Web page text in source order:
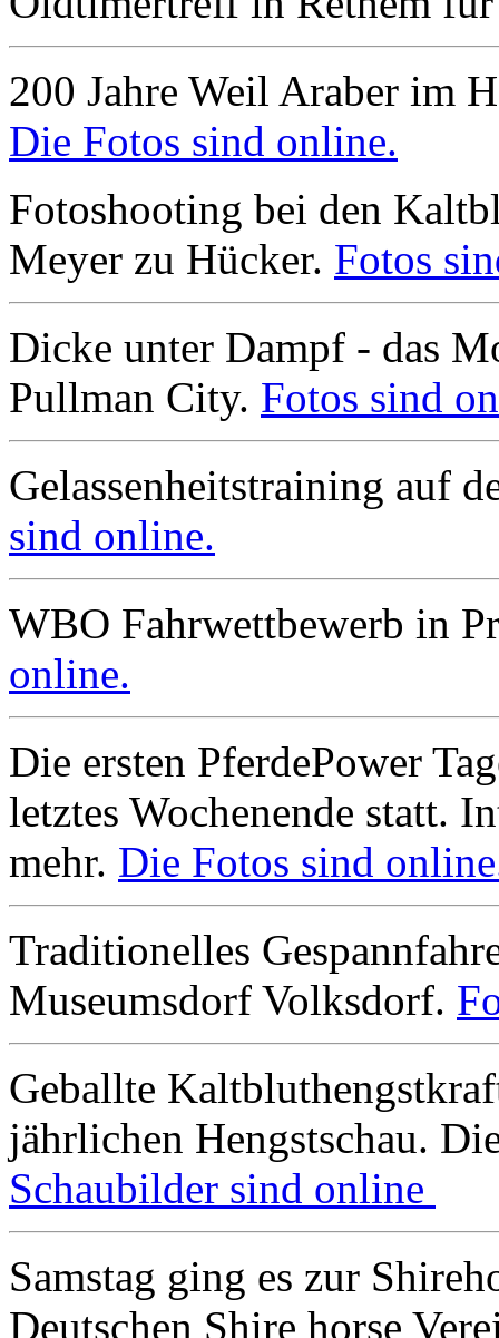
200 Jahre Weil Araber im
Die Fotos sind online.
Fotoshooting bei den
Meyer zu Hücker. Fotos
Dicke unter Dampf - das
Pullman City. Fotos sind
Gelassenheitstraining auf
sind online.
WBO Fahrwettbewerb in
online.
Die ersten PferdePower
letztes Wochenende statt.
mehr. Die Fotos sind
Traditionelles
Museumsdorf Volksdorf.
Geballte
jährlichen Hengstschau.
Schaubilder sind online
Samstag ging es zur
Deutschen Shire horse